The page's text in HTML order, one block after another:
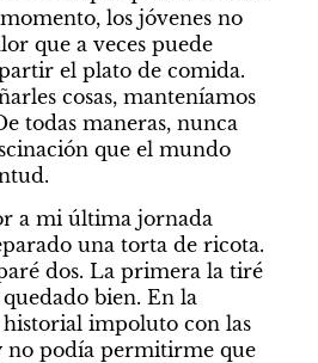
los jóvenes no
que a veces puede
el plato de comida.
cosas, manteníamos
todas maneras, nunca
que el mundo
a mi última jornada
una torta de ricota.
dos. La primera la tiré
bien. En la
impoluto con las
no podía permitirme que